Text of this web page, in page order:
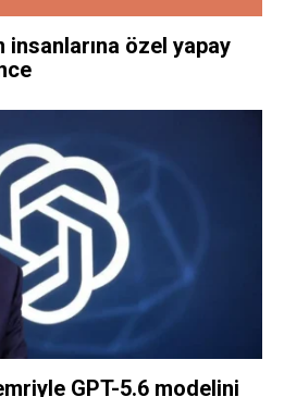
özel yapay
GPT-5.6 modelini